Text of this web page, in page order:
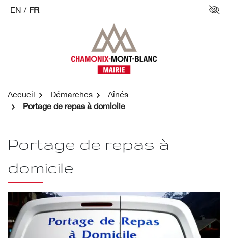
AllerEN / FR
Accueil Démarches
Aînés
Portage de repas à domicile
Portage de repas à
domicile